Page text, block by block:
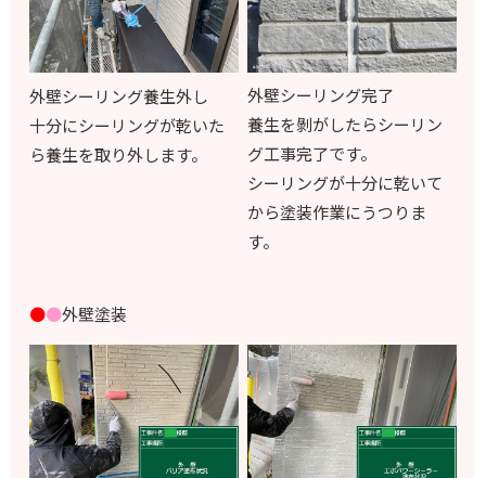
外壁シーリング養生外し
十分にシーリングが乾いた
ら養生を取り外します。
外壁シーリング完了
養生を剝がしたらシーリン
グ工事完了です。
シーリングが十分に乾いて
から塗装作業にうつりま
す。
●●外壁塗装